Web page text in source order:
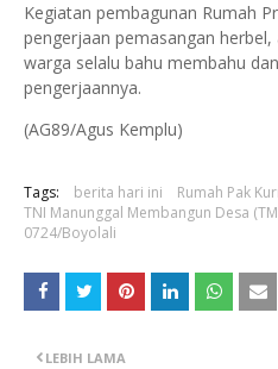
Kegiatan pembagunan Rumah
pengerjaan pemasangan
warga selalu bahu membahu
pengerjaannya.
(AG89/Agus Kemplu)
Tags: berita hari ini
Rumah Pak
TNI Manunggal Membangun Desa
0724/Boyolali
LEBIH LAMA